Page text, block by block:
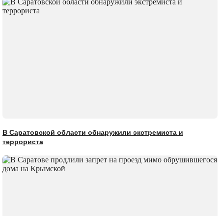
В Саратовской области обнаружили экстремиста и
террориста